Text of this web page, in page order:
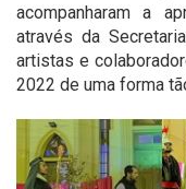
acompanharam a
através da
artistas e
2022 de uma forma